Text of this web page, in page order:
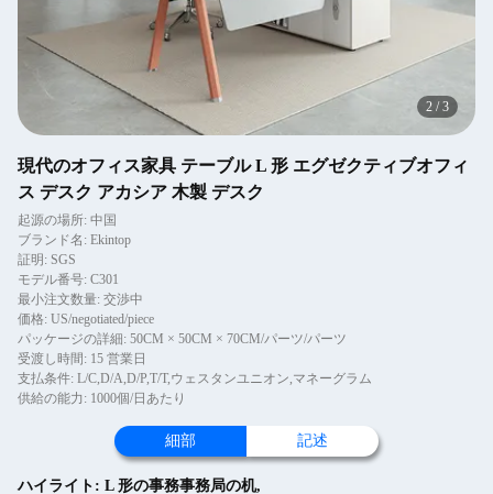
2 /3
現代のオフィス家具 テーブル L 形 エグゼクティブオフィ
ス デスク アカシア 木製 デスク
起源の場所: 中国
ブランド名: Ekintop
証明: SGS
モデル番号: C301
最小注文数量: 交渉中
価格: US/negotiated/piece
パッケージの詳細: 50CM × 50CM × 70CM/パーツ/パーツ
受渡し時間: 15 営業日
支払条件: L/C,D/A,D/P,T/T,ウェスタンユニオン,マネーグラム
供給の能力: 1000個/日あたり
細部 記述
ハイライト: L 形の事務事務局の机,